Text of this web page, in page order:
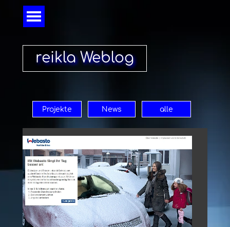
Direkt zum Seiteninhalt
reikla Weblog
Projekte News alle